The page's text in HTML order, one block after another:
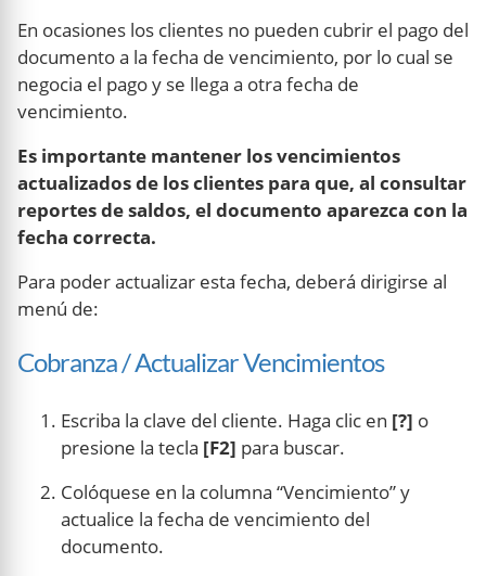
En ocasiones los clientes no pueden cubrir el pago del
documento a la fecha de vencimiento, por lo cual se
negocia el pago y se llega a otra fecha de
vencimiento.
Es importante mantener los vencimientos
actualizados de los clientes para que, al consultar
reportes de saldos, el documento aparezca con la
fecha correcta.
Para poder actualizar esta fecha, deberá dirigirse al
menú de:
Cobranza / Actualizar Vencimientos
Escriba la clave del cliente. Haga clic en [?] o
presione la tecla [F2] para buscar.
Colóquese en la columna “Vencimiento” y
actualice la fecha de vencimiento del
documento.